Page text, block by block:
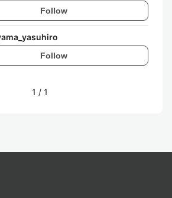
Follow
Follow
1 / 1